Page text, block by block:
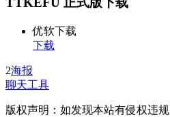
优软下载
下载
2海报
聊天工具
版权声明：如发现本站有侵权违